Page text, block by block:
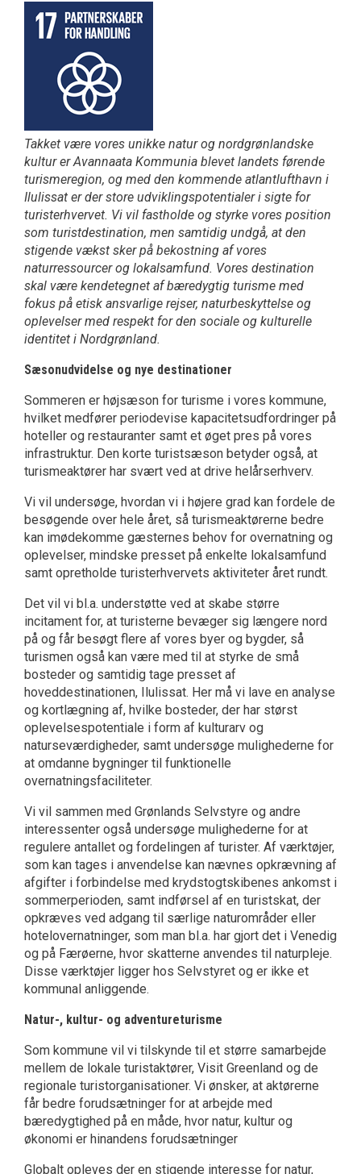
Takket være vores unikke natur og nordgrønlandske
kultur er Avannaata Kommunia blevet landets førende
turismeregion, og med den kommende atlantlufthavn i
Ilulissat er der store udviklingspotentialer i sigte for
turisterhvervet. Vi vil fastholde og styrke vores position
som turistdestination, men samtidig undgå, at den
stigende vækst sker på bekostning af vores
naturressourcer og lokalsamfund. Vores destination
skal være kendetegnet af bæredygtig turisme med
fokus på etisk ansvarlige rejser, naturbeskyttelse og
oplevelser med respekt for den sociale og kulturelle
identitet i Nordgrønland.
Sæsonudvidelse og nye destinationer
Sommeren er højsæson for turisme i vores kommune,
hvilket medfører periodevise kapacitetsudfordringer på
hoteller og restauranter samt et øget pres på vores
infrastruktur. Den korte turistsæson betyder også, at
turismeaktører har svært ved at drive helårserhverv.
Vi vil undersøge, hvordan vi i højere grad kan fordele de
besøgende over hele året, så turismeaktørerne bedre
kan imødekomme gæsternes behov for overnatning og
oplevelser, mindske presset på enkelte lokalsamfund
samt opretholde turisterhvervets aktiviteter året rundt.
Det vil vi bl.a. understøtte ved at skabe større
incitament for, at turisterne bevæger sig længere nord
på og får besøgt flere af vores byer og bygder, så
turismen også kan være med til at styrke de små
bosteder og samtidig tage presset af
hoveddestinationen, Ilulissat. Her må vi lave en analyse
og kortlægning af, hvilke bosteder, der har størst
oplevelsespotentiale i form af kulturarv og
naturseværdigheder, samt undersøge mulighederne for
at omdanne bygninger til funktionelle
overnatningsfaciliteter.
Vi vil sammen med Grønlands Selvstyre og andre
interessenter også undersøge mulighederne for at
regulere antallet og fordelingen af turister. Af værktøjer,
som kan tages i anvendelse kan nævnes opkrævning af
afgifter i forbindelse med krydstogtskibenes ankomst i
sommerperioden, samt indførsel af en turistskat, der
opkræves ved adgang til særlige naturområder eller
hotelovernatninger, som man bl.a. har gjort det i Venedig
og på Færøerne, hvor skatterne anvendes til naturpleje.
Disse værktøjer ligger hos Selvstyret og er ikke et
kommunal anliggende.
Natur-, kultur- og adventureturisme
Som kommune vil vi tilskynde til et større samarbejde
mellem de lokale turistaktører, Visit Greenland og de
regionale turistorganisationer. Vi ønsker, at aktørerne
får bedre forudsætninger for at arbejde med
bæredygtighed på en måde, hvor natur, kultur og
økonomi er hinandens forudsætninger
Globalt opleves der en stigende interesse for natur,